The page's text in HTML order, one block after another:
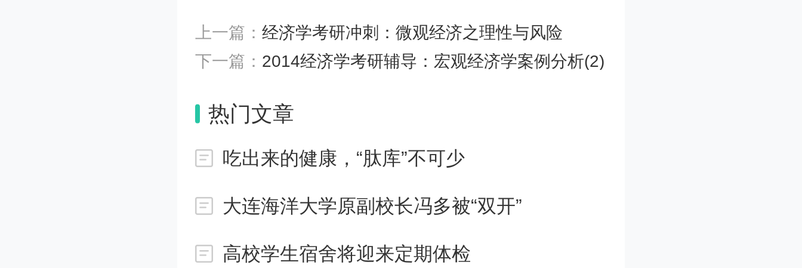
无差异曲线表示对消费者没有区别的市场篮
子的点的轨迹。
74.劣质商品(Inferior good)
劣质商品是指其收入效应使得实际收人增加
导致需求量减少的商品。
75.创新(Innovation)
上一篇： 经济学考研冲刺：微观经济之理性与风险
下一篇： 2014经济学考研辅导：宏观经济学案例分析(2)
热门文章
吃出来的健康，“肽库”不可少
大连海洋大学原副校长冯多被“双开”
高校学生宿舍将迎来定期体检